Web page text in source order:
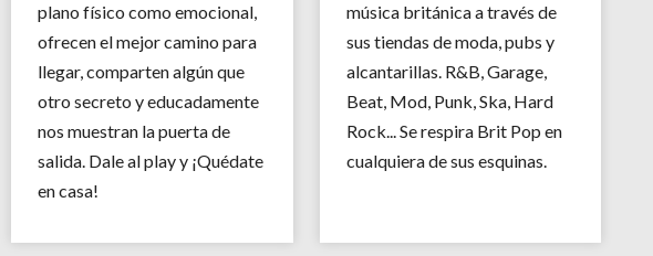
plano físico como emocional,
ofrecen el mejor camino para
llegar, comparten algún que
otro secreto y educadamente
nos muestran la puerta de
salida. Dale al play y ¡Quédate
en casa!
música británica a través de
sus tiendas de moda, pubs y
alcantarillas. R&B, Garage,
Beat, Mod, Punk, Ska, Hard
Rock... Se respira Brit Pop en
cualquiera de sus esquinas.